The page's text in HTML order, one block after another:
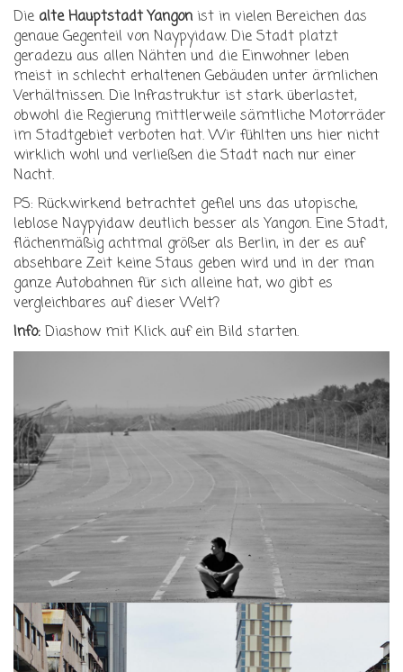
Die alte Hauptstadt Yangon ist in vielen Bereichen das
genaue Gegenteil von Naypyidaw. Die Stadt platzt
geradezu aus allen Nähten und die Einwohner leben
meist in schlecht erhaltenen Gebäuden unter ärmlichen
Verhältnissen. Die Infrastruktur ist stark überlastet,
obwohl die Regierung mittlerweile sämtliche Motorräder
im Stadtgebiet verboten hat. Wir fühlten uns hier nicht
wirklich wohl und verließen die Stadt nach nur einer
Nacht.
PS: Rückwirkend betrachtet gefiel uns das utopische,
leblose Naypyidaw deutlich besser als Yangon. Eine Stadt,
flächenmäßig achtmal größer als Berlin, in der es auf
absehbare Zeit keine Staus geben wird und in der man
ganze Autobahnen für sich alleine hat, wo gibt es
vergleichbares auf dieser Welt?
Info: Diashow mit Klick auf ein Bild starten.